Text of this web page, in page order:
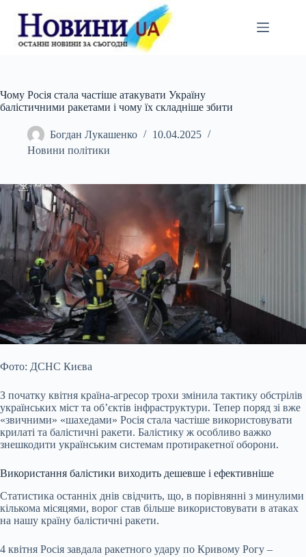
вмісту
Чому Росія стала частіше атакувати Україну
балістичними ракетами і чому їх складніше збити
Богдан Лукашенко
10.04.2025
Новини політики
Фото: ДСНС Києва
З початку квітня країна-агресор трохи змінила тактику обстрілів
українських міст та об’єктів інфраструктури. Тепер поряд зі вже
«звичними» «шахедами» Росія стала частіше використовувати
крилаті та балістичні ракети. Балістику ж особливо важко
знешкодити українським системам протиракетної оборони.
Використання балістики виходить дешевше і ефективніше
Статистика останніх днів свідчить, що, в порівнянні з минулими
кількома місяцями, ворог став більше використовувати в атаках
на нашу країну балістичні ракети.
4 квітня Росія завдала ракетного удару по Кривому Рогу –